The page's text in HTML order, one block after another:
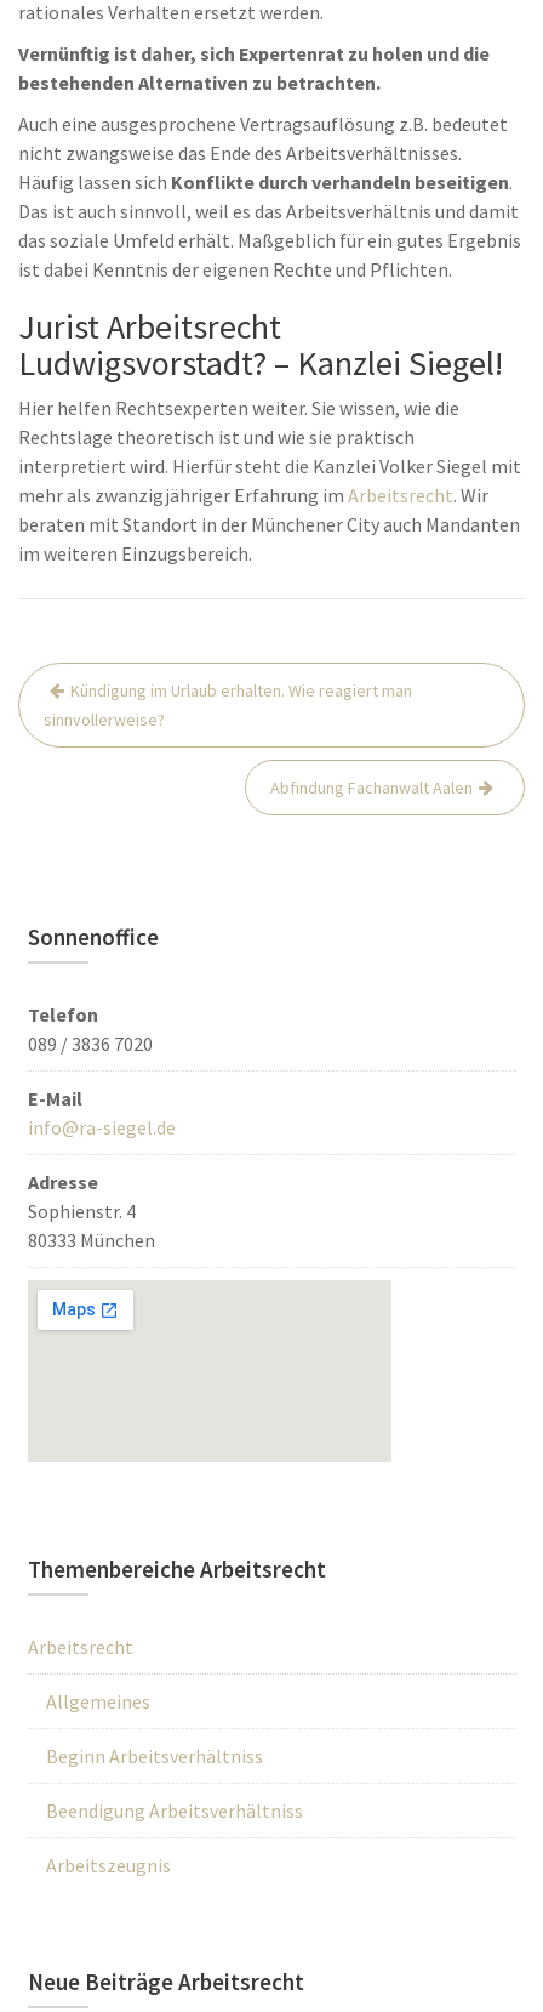
rationales Verhalten ersetzt werden.
Vernünftig ist daher, sich Expertenrat zu holen und die
bestehenden Alternativen zu betrachten.
Auch eine ausgesprochene Vertragsauflösung z.B. bedeutet
nicht zwangsweise das Ende des Arbeitsverhältnisses.
Häufig lassen sich Konflikte durch verhandeln beseitigen.
Das ist auch sinnvoll, weil es das Arbeitsverhältnis und damit
das soziale Umfeld erhält. Maßgeblich für ein gutes Ergebnis
ist dabei Kenntnis der eigenen Rechte und Pflichten.
Jurist Arbeitsrecht
Ludwigsvorstadt? – Kanzlei Siegel!
Hier helfen Rechtsexperten weiter. Sie wissen, wie die
Rechtslage theoretisch ist und wie sie praktisch
interpretiert wird. Hierfür steht die Kanzlei Volker Siegel mit
mehr als zwanzigjähriger Erfahrung im Arbeitsrecht. Wir
beraten mit Standort in der Münchener City auch Mandanten
im weiteren Einzugsbereich.
Beitrags-
Navigation
Kündigung im Urlaub erhalten. Wie reagiert man
sinnvollerweise?
Abfindung Fachanwalt Aalen
Sonnenoffice
Telefon
089 / 3836 7020
E-Mail
info@ra-siegel.de
Adresse
Sophienstr. 4
80333 München
Themenbereiche Arbeitsrecht
Arbeitsrecht
Allgemeines
Beginn Arbeitsverhältniss
Beendigung Arbeitsverhältniss
Arbeitszeugnis
Neue Beiträge Arbeitsrecht